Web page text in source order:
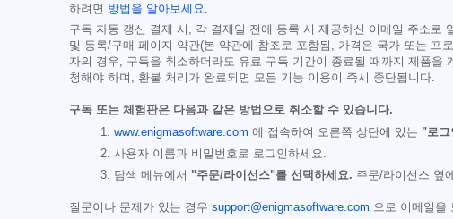
하려면 방법을 알아보세요.
구독 자동 갱신 결제 시, 각 결제일 전에 등록 시 제공하신 이메일 주소
및 등록/구매 페이지 약관(본 약관에 참조로 포함됨, 가격은 국가 또는
자의 경우, 구독을 취소하더라도 유료 구독 기간이 종료될 때까지 제품
청해야 하며, 환불 처리가 완료되면 모든 기능 이용이 즉시 중단됩니다.
구독 또는 체험판은 다음과 같은 방법으로 취소할 수 있습니다.
www.enigmasoftware.com 에 접속하여 오른쪽 상단에 있는 "로그
사용자 이름과 비밀번호로 로그인하세요.
탐색 메뉴에서 "주문/라이선스"를 선택하세요. 주문/라이선스 옆
질문이나 문제가 있는 경우 support@enigmasoftware.com 으로 이메일을